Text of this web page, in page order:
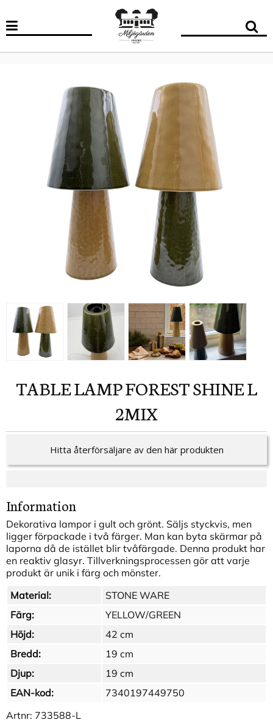
TABLE LAMP FOREST SHINE L
2MIX
Hitta återförsäljare av den här produkten
Information
Dekorativa lampor i gult och grönt. Säljs styckvis, men
ligger förpackade i två färger. Man kan byta skärmar på
laporna då de istället blir tvåfärgade. Denna produkt har
en reaktiv glasyr. Tillverkningsprocessen gör att varje
produkt är unik i färg och mönster.
Material:
STONE WARE
Färg:
YELLOW/GREEN
Höjd:
42 cm
Bredd:
19 cm
Djup:
19 cm
EAN-kod:
7340197449750
Artnr: 733588-L